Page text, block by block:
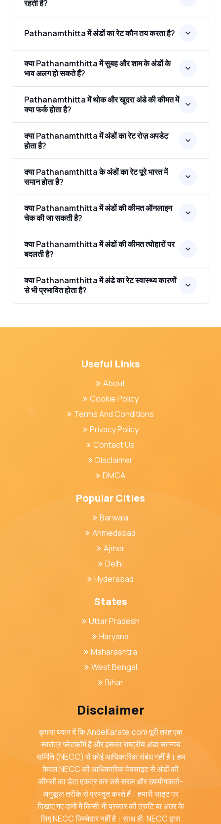
रहती है?
Pathanamthitta में अंडों का रेट कौन तय करता है?
क्या Pathanamthitta में सुबह और शाम के अंडों के
भाव अलग हो सकते हैं?
Pathanamthitta में थोक और खुदरा अंडे की कीमत में
क्या फर्क होता है?
क्या Pathanamthitta में अंडों का रेट रोज़ अपडेट
होता है?
क्या Pathanamthitta के अंडों का रेट पूरे भारत में
समान होता है?
क्या Pathanamthitta में अंडों की कीमत ऑनलाइन
चेक की जा सकती है?
क्या Pathanamthitta में अंडों की कीमत त्योहारों पर
बदलती है?
क्या Pathanamthitta में अंडे का रेट स्वास्थ्य कारणों
से भी प्रभावित होता है?
Useful Links
About
Cookie Policy
Terms And Conditions
Privacy Policy
Contact Us
Disclaimer
DMCA
Popular Cities
Barwala
Ahmedabad
Ajmer
Delhi
Hyderabad
States
Uttar Pradesh
Haryana
Maharashtra
West Bengal
Bihar
Disclaimer
कृपया ध्यान दें कि AndeKarate.com पूरी तरह एक
स्वतंत्र प्लेटफ़ॉर्म है और इसका राष्ट्रीय अंडा समन्वय
समिति (NECC) से कोई आधिकारिक संबंध नहीं है। हम
केवल NECC की आधिकारिक वेबसाइट से अंडों की
कीमतों का डेटा एकत्र कर उसे सरल और उपयोगकर्ता-
अनुकूल तरीके से प्रस्तुत करते हैं। हमारी साइट पर
दिखाए गए दामों में किसी भी प्रकार की त्रुटि या अंतर के
लिए NECC जिम्मेदार नहीं है। साथ ही, NECC द्वारा